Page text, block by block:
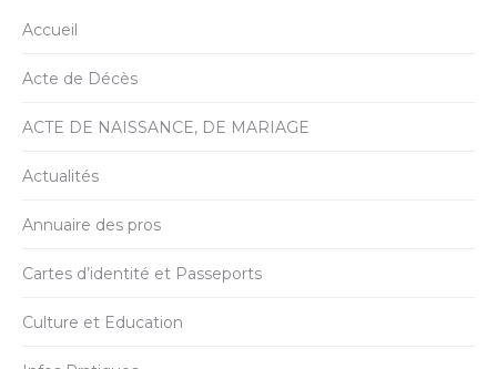
Accueil
Acte de Décès
ACTE DE NAISSANCE, DE MARIAGE
Actualités
Annuaire des pros
Cartes d’identité et Passeports
Culture et Education